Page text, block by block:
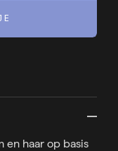
en haar op basis